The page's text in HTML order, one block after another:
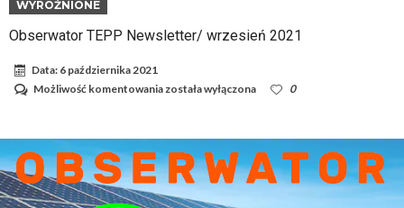
WYRÓŻNIONE
Obserwator TEPP Newsletter/ wrzesień 2021
Data: 6 października 2021
Możliwość komentowania Obserwator
została wyłączona 0